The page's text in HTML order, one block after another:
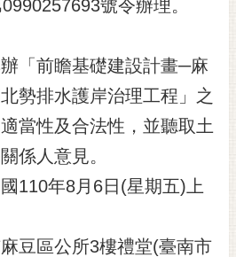
號令辦理。
「前瞻基礎建設計畫─麻
勢排水護岸治理工程」之
當性及合法性，並聽取土
係人意見。
110年8月6日(星期五)上
豆區公所3樓禮堂(臺南市